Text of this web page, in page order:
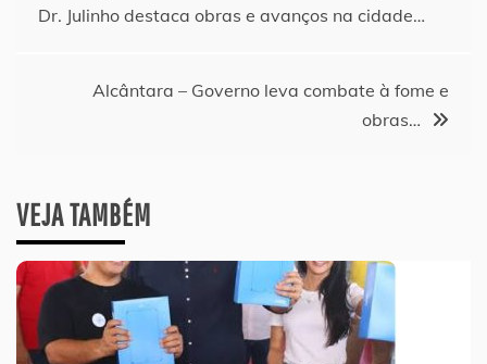
Dr. Julinho destaca obras e avanços na cidade…
Alcântara – Governo leva combate à fome e
obras…
VEJA TAMBÉM